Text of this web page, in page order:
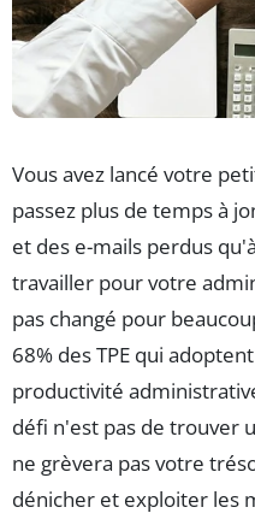
Vous avez lancé votre
passez plus de temps à
et des e-mails perdus
travailler pour votre
pas changé pour
68% des TPE qui
productivité
défi n'est pas de trouver
ne grèvera pas votre
dénicher et exploiter les